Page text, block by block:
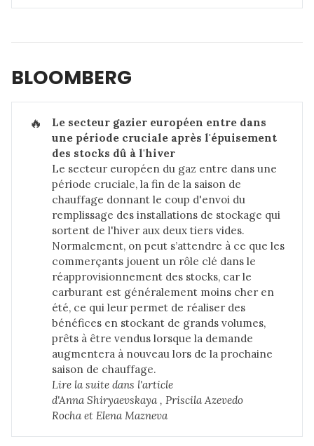
BLOOMBERG
🔥
Le secteur gazier européen entre dans
une période cruciale après l'épuisement
des stocks dû à l'hiver
Le secteur européen du gaz entre dans une
période cruciale, la fin de la saison de
chauffage donnant le coup d'envoi du
remplissage des installations de stockage qui
sortent de l'hiver aux deux tiers vides.
Normalement, on peut s’attendre à ce que les
commerçants jouent un rôle clé dans le
réapprovisionnement des stocks, car le
carburant est généralement moins cher en
été, ce qui leur permet de réaliser des
bénéfices en stockant de grands volumes,
prêts à être vendus lorsque la demande
augmentera à nouveau lors de la prochaine
saison de chauffage.
Lire la suite dans l'article
d'Anna Shiryaevskaya , Priscila Azevedo
Rocha et Elena Mazneva